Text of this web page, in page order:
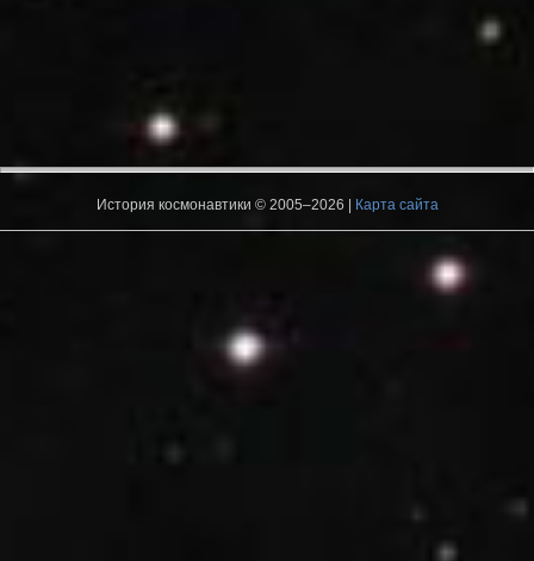
История космонавтики © 2005–2026 | Карта сайта